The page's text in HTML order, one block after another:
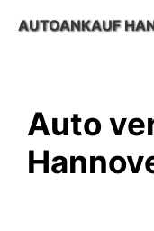
InhaltAUTOANKAUF
Auto